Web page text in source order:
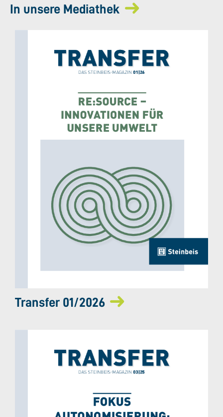
In unsere Mediathek
Transfer 01/2026